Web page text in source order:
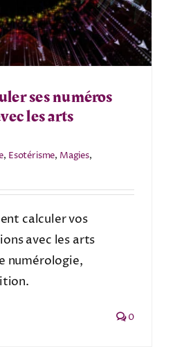
ses numéros
les arts
, Esotérisme, Magies,
calculer vos
avec les arts
numérologie,
0